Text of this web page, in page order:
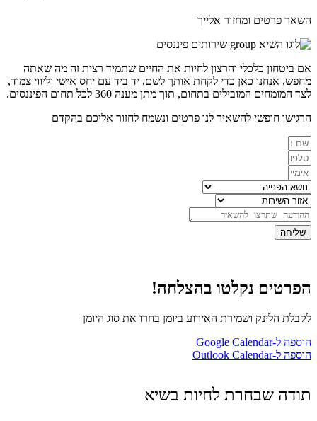
השאר פרטים ומחזור אלייך
אם ביטחון כלכלי והרצון לחיות את החיים שתמיד רצית זה מה שאתה
מחפש, אנחנו כאן כדי לקחת אותך לשם, יד ביד עם יחס אישי וליווי צמוד,
לצד המומחים המובילים בתחום, תוך מתן מענה 360 לכל תחום הפיננסים.
הרגישו חופשי להשאיר לנו פרטים ונשמח לחזור אליכם בהקדם
שליחה
הפרטים נקלטו בהצלחה!
לקבלת הלינק ושמירת האירוע ביומן בחרו את סוג היומן
הוספה ל-Google Calendar
הוספה ל-Outlook Calendar
תודה שבחרת לחיות בשיא